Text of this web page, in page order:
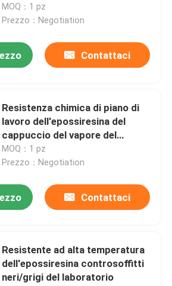
presentano/banco
MOQ：1 pz
Prezzo：Negotiation
Contattaci
Resistenza chimica di piano di
lavoro dell'epossiresina del
cappuccio del vapore del
laboratorio impermeabile
MOQ：1 pz
Prezzo：Negotiation
Contattaci
Resistente ad alta temperatura
dell'epossiresina controsoffitti
neri/grigi del laboratorio